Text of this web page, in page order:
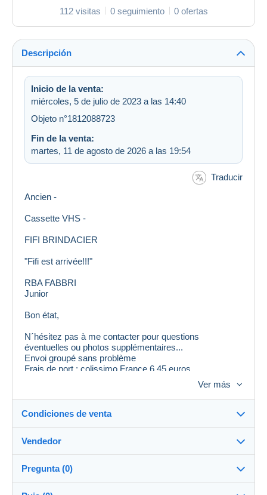
112 visitas 0 seguimiento 0 ofertas
Descripción
Inicio de la venta:
miércoles, 5 de julio de 2023 a las 14:40
Objeto n°1812088723
Fin de la venta:
martes, 11 de agosto de 2026 a las 19:54
Traducir
Ancien -
Cassette VHS -
FIFI BRINDACIER
"Fifi est arrivée!!!"
RBA FABBRI
Junior
Bon état,
N´hésitez pas à me contacter pour questions
éventuelles ou photos supplémentaires...
Envoi groupé sans problème
Frais de port : colissimo France 6,45 euros
Ver más
Condiciones de venta
Destino:
Ver la lista de países
Entrega en persona:
Vendedor
tataguegue11100%(1059x)
Pregunta (0)